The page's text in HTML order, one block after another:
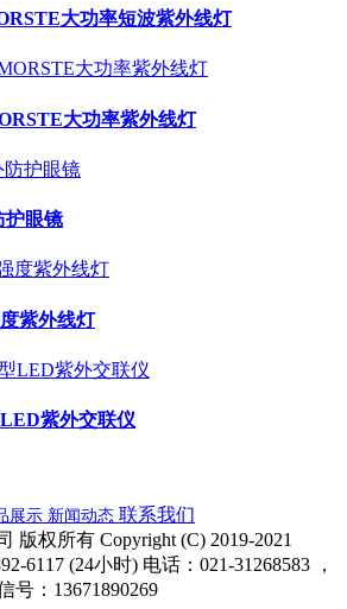
大功率短波紫外线灯
大功率紫外线灯
护眼镜
紫外线灯
紫外交联仪
展示 新闻动态 联系我们
版权所有 Copyright (C) 2019-2021
6117 (24小时) 电话：021-31268583 ，
号：13671890269